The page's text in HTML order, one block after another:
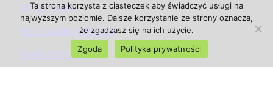
REGULAMIN
REGULAMIN REKLAM
MAPA SERWISU
Ta strona korzysta z ciasteczek aby świadczyć usługi na
najwyższym poziomie. Dalsze korzystanie ze strony oznacza,
że zgadzasz się na ich użycie.
Zgoda
Polityka prywatności